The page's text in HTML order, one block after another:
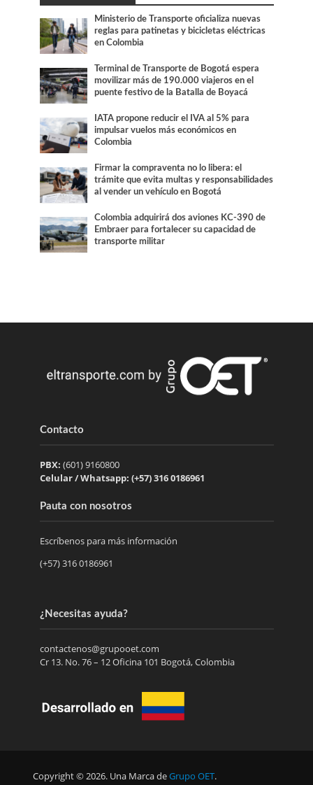
Ministerio de Transporte oficializa nuevas
reglas para patinetas y bicicletas eléctricas
en Colombia
Terminal de Transporte de Bogotá espera
movilizar más de 190.000 viajeros en el
puente festivo de la Batalla de Boyacá
IATA propone reducir el IVA al 5% para
impulsar vuelos más económicos en
Colombia
Firmar la compraventa no lo libera: el
trámite que evita multas y responsabilidades
al vender un vehículo en Bogotá
Colombia adquirirá dos aviones KC-390 de
Embraer para fortalecer su capacidad de
transporte militar
Contacto
PBX: (601) 9160800
Celular / Whatsapp: (+57) 316 0186961
Pauta con nosotros
Escríbenos para más información
(+57) 316 0186961
¿Necesitas ayuda?
contactenos@grupooet.com
Cr 13. No. 76 – 12 Oficina 101 Bogotá, Colombia
Copyright © 2026. Una Marca deGrupo OET.